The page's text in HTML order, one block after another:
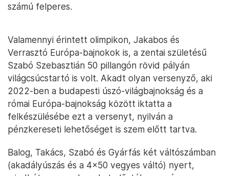
számú felperes.
Valamennyi érintett olimpikon, Jakabos és
Verrasztó Európa-bajnokok is, a zentai születésű
Szabó Szebasztián 50 pillangón rövid pályán
világcsúcstartó is volt. Akadt olyan versenyző, aki
2022-ben a budapesti úszó-világbajnokság és a
római Európa-bajnokság között iktatta a
felkészülésébe ezt a versenyt, nyilván a
pénzkereseti lehetőséget is szem előtt tartva.
Balog, Takács, Szabó és Gyárfás két váltószámban
(akadályúszás és a 4×50 vegyes váltó) nyert,